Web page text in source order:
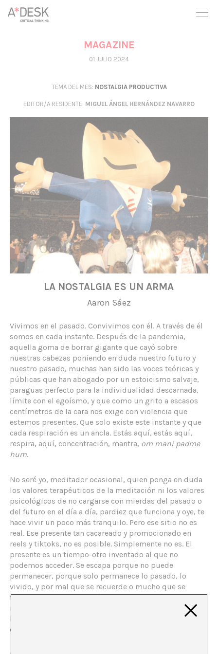
crees también en A*DESK seguimos necesitándote para poder
seguir adelante. Ahora puedes participar del proyecto y
apoyarlo.
MAGAZINE
01 JULIO 2024
TEMA DEL MES: NOSTALGIA PRODUCTIVA
EDITOR/A RESIDENTE: MIGUEL ÁNGEL HERNÁNDEZ NAVARRO
LA NOSTALGIA ES UN ARMA
Aaron Sáez
Vivimos en el pasado. Convivimos con él. A través de él
somos en cada instante. Después de la pandemia,
aquella goma de borrar gigante que cayó sobre
nuestras cabezas poniendo en duda nuestro futuro y
nuestro pasado, muchas han sido las voces teóricas y
públicas que han abogado por un estoicismo salvaje,
paraguas perfecto para la individualidad descarnada,
límite con el egoísmo, y que como un grito a escasos
centímetros de la cara nos exige con violencia que
estemos presentes. Que solo existe este instante y que
cada respiración es un ancla. Estás aquí, estás aquí,
respira, aquí, concentración, mantra, om mani padme
hum.
No seré yo, meditador ocasional, quien ponga en duda
los valores terapéuticos de la meditación ni los valores
psicológicos de no cargarse con mierdas del pasado o
del futuro en el día a día, pardiez que funciona y oye, te
hace vivir un poco más tranquilo. Pero ese sitio no es
real. Ese presente tan cacareado y promocionado en
reels y tiktoks, no es posible. Simplemente no es. El
presente es un tiempo-otro inventado al que no
podemos acceder. Se escapa porque no puede
permanecer, porque solo permanece lo pasado, lo
vivido, y por mal que se recuerde o mucho que se
fabule, es en realidad lo único cierto. Ficción o no,
relato supervitaminado o memoria vaga, solo podemos
habitar el pasado. Solos somos nuestro pasado
continuo.